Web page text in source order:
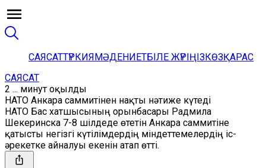
САЯСАТТҮРКИЯМӘДЕНИЕТБІЛЕ ЖҮРІҢІЗКӨЗҚАРАС
САЯСАТ
2 ... минут оқылды
НАТО Анкара саммитінен нақты нәтиже күтеді
НАТО Бас хатшысының орынбасары Радмила
Шекеринска 7-8 шілдеде өтетін Анкара саммитіне
қатысты негізгі күтілімдердің міндеттемелердің іс-
әрекетке айналуы екенін атап өтті.